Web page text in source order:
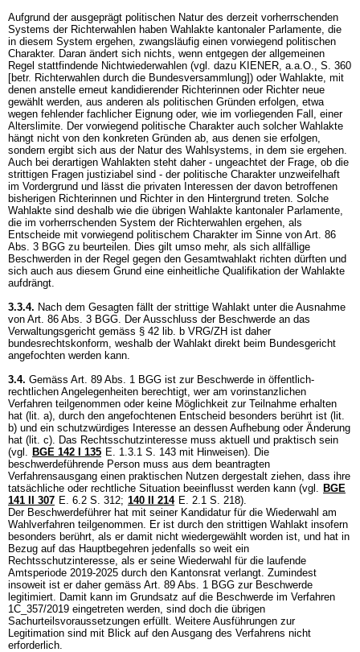
Aufgrund der ausgeprägt politischen Natur des derzeit vorherrschenden
Systems der Richterwahlen haben Wahlakte kantonaler Parlamente, die
in diesem System ergehen, zwangsläufig einen vorwiegend politischen
Charakter. Daran ändert sich nichts, wenn entgegen der allgemeinen
Regel stattfindende Nichtwiederwahlen (vgl. dazu KIENER, a.a.O., S. 360
[betr. Richterwahlen durch die Bundesversammlung]) oder Wahlakte, mit
denen anstelle erneut kandidierender Richterinnen oder Richter neue
gewählt werden, aus anderen als politischen Gründen erfolgen, etwa
wegen fehlender fachlicher Eignung oder, wie im vorliegenden Fall, einer
Alterslimite. Der vorwiegend politische Charakter auch solcher Wahlakte
hängt nicht von den konkreten Gründen ab, aus denen sie erfolgen,
sondern ergibt sich aus der Natur des Wahlsystems, in dem sie ergehen.
Auch bei derartigen Wahlakten steht daher - ungeachtet der Frage, ob die
strittigen Fragen justiziabel sind - der politische Charakter unzweifelhaft
im Vordergrund und lässt die privaten Interessen der davon betroffenen
bisherigen Richterinnen und Richter in den Hintergrund treten. Solche
Wahlakte sind deshalb wie die übrigen Wahlakte kantonaler Parlamente,
die im vorherrschenden System der Richterwahlen ergehen, als
Entscheide mit vorwiegend politischem Charakter im Sinne von Art. 86
Abs. 3 BGG zu beurteilen. Dies gilt umso mehr, als sich allfällige
Beschwerden in der Regel gegen den Gesamtwahlakt richten dürften und
sich auch aus diesem Grund eine einheitliche Qualifikation der Wahlakte
aufdrängt.
3.3.4. Nach dem Gesagten fällt der strittige Wahlakt unter die Ausnahme
von Art. 86 Abs. 3 BGG. Der Ausschluss der Beschwerde an das
Verwaltungsgericht gemäss § 42 lib. b VRG/ZH ist daher
bundesrechtskonform, weshalb der Wahlakt direkt beim Bundesgericht
angefochten werden kann.
3.4. Gemäss Art. 89 Abs. 1 BGG ist zur Beschwerde in öffentlich-
rechtlichen Angelegenheiten berechtigt, wer am vorinstanzlichen
Verfahren teilgenommen oder keine Möglichkeit zur Teilnahme erhalten
hat (lit. a), durch den angefochtenen Entscheid besonders berührt ist (lit.
b) und ein schutzwürdiges Interesse an dessen Aufhebung oder Änderung
hat (lit. c). Das Rechtsschutzinteresse muss aktuell und praktisch sein
(vgl. BGE 142 I 135 E. 1.3.1 S. 143 mit Hinweisen). Die
beschwerdeführende Person muss aus dem beantragten
Verfahrensausgang einen praktischen Nutzen dergestalt ziehen, dass ihre
tatsächliche oder rechtliche Situation beeinflusst werden kann (vgl. BGE
141 II 307 E. 6.2 S. 312; 140 II 214 E. 2.1 S. 218).
Der Beschwerdeführer hat mit seiner Kandidatur für die Wiederwahl am
Wahlverfahren teilgenommen. Er ist durch den strittigen Wahlakt insofern
besonders berührt, als er damit nicht wiedergewählt worden ist, und hat in
Bezug auf das Hauptbegehren jedenfalls so weit ein
Rechtsschutzinteresse, als er seine Wiederwahl für die laufende
Amtsperiode 2019-2025 durch den Kantonsrat verlangt. Zumindest
insoweit ist er daher gemäss Art. 89 Abs. 1 BGG zur Beschwerde
legitimiert. Damit kann im Grundsatz auf die Beschwerde im Verfahren
1C_357/2019 eingetreten werden, sind doch die übrigen
Sachurteilsvoraussetzungen erfüllt. Weitere Ausführungen zur
Legitimation sind mit Blick auf den Ausgang des Verfahrens nicht
erforderlich.